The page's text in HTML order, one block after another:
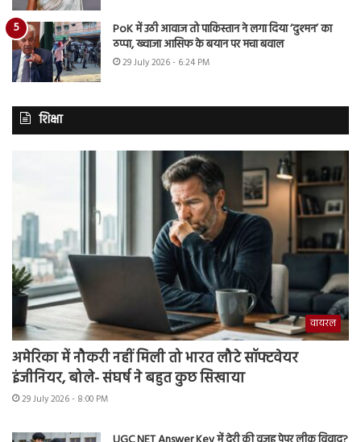
PoK में उठी आवाज तो पाकिस्तान ने लगा दिया ‘दुश्मन’ का
ठप्पा, ख्वाजा आसिफ के बयान पर मचा बवाल
29 July 2026 - 6:24 PM
शिक्षा
वायरल
अमेरिका में नौकरी नहीं मिली तो भारत लौटे सॉफ्टवेयर
इंजीनियर, बोले- संघर्ष ने बहुत कुछ सिखाया
29 July 2026 - 8:00 PM